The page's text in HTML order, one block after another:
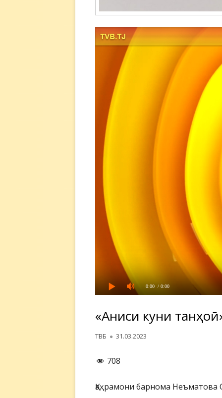
0:00 / 0:00
«Аниси кунҷи
Автор
ТВБ Опубликовано
31.03.2023
708
Қаҳрамони барнома Неъматова